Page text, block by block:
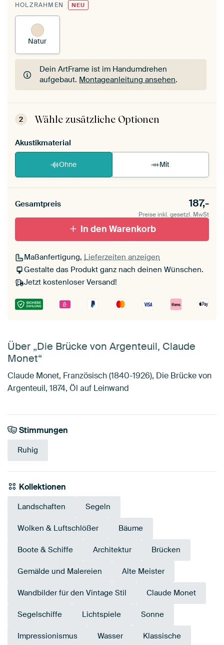
HOLZRAHMEN NEU
Natur
Dein ArtFrame ist im Handumdrehen
aufgebaut. Montageanleitung ansehen.
Dein ArtFrame ist im Handumdrehen
aufgebaut.Montageanleitung ansehen
2 Wähle zusätzliche Optionen
Akustikmaterial
Ohne Mit
Gesamtpreis 187,-
Preise inkl. gesetzl. MwSt
In den Warenkorb
Maßanfertigung, Lieferzeiten anzeigen
Gestalte das Produkt ganz nach deinen Wünschen.
Jetzt kostenloser Versand!
Über „Die Brücke von Argenteuil, Claude
Monet“
Claude Monet, Französisch (1840-1926), Die Brücke von
Argenteuil, 1874, Öl auf Leinwand
Stimmungen
Ruhig
Kollektionen
Landschaften Segeln
Wolken & Luftschlößer Bäume
Boote & Schiffe Architektur Brücken
Gemälde und Malereien Alte Meister
Wandbilder für den Vintage Stil Claude Monet
Segelschiffe Lichtspiele Sonne
Impressionismus Wasser Klassische